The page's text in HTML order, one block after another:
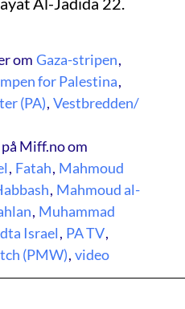
om Gaza-stripen,
for Palestina,
(PA), Vestbredden/
Miff.no om
, Fatah, Mahmoud
, Mahmoud al-
, Muhammad
Israel, PA TV,
(PMW), video